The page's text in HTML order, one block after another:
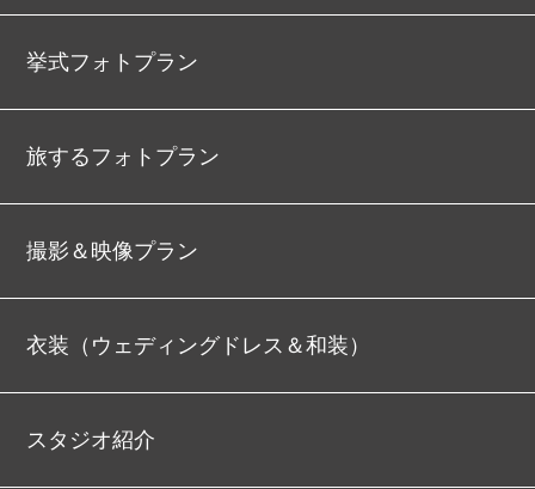
挙式フォトプラン
旅するフォトプラン
撮影＆映像プラン
衣装（ウェディングドレス＆和装）
スタジオ紹介